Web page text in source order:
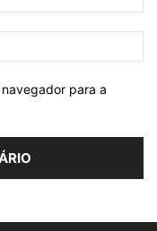
para a